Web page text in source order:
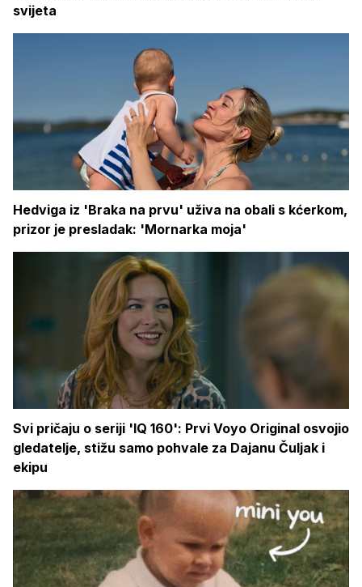
svijeta
Hedviga iz 'Braka na prvu' uživa na obali s kćerkom,
prizor je presladak: 'Mornarka moja'
Svi pričaju o seriji 'IQ 160': Prvi Voyo Original osvojio
gledatelje, stižu samo pohvale za Dajanu Čuljak i
ekipu